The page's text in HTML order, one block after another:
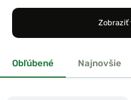
Zobraziť
Obľúbené Najnovšie